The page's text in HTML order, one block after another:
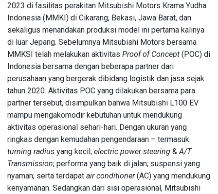
2023 di fasilitas perakitan Mitsubishi Motors Krama Yudha
Indonesia (MMKI) di Cikarang, Bekasi, Jawa Barat, dan
sekaligus menandakan produksi model ini pertama kalinya
di luar Jepang. Sebelumnya Mitsubishi Motors bersama
MMKSI telah melakukan aktivitas Proof of Concept (POC) di
Indonesia bersama dengan beberapa partner dari
perusahaan yang bergerak dibidang logistik dan jasa sejak
tahun 2020. Aktivitas POC yang dilakukan bersama para
partner tersebut, disimpulkan bahwa Mitsubishi L100 EV
mampu mengakomodir kebutuhan untuk mendukung
aktivitas operasional sehari-hari. Dengan ukuran yang
ringkas dengan kemudahan pengendaraan – termasuk
turning radius yang kecil; electric power steering &A/T
Transmission; performa yang baik di jalan; suspensi yang
nyaman; serta terdapat air conditioner(AC) yang mendukung
kenyamanan. Sedangkan dari sisi operasional, Mitsubishi